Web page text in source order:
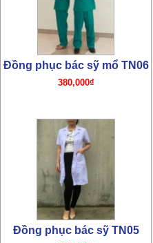
Đồng phục bác sỹ TN05
320,000₫
Đồng phục bác sỹ – y tá
TN04
280,000₫